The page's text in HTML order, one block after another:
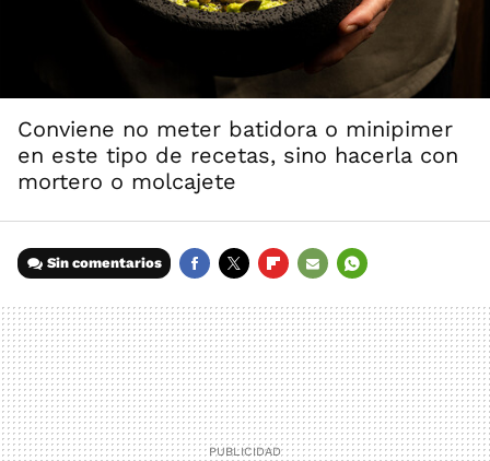
Conviene no meter batidora o minipimer
en este tipo de recetas, sino hacerla con
mortero o molcajete
Sin comentarios
MAIL